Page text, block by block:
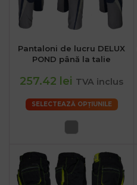
Pantaloni de lucru DELUX
POND până la talie
257.42 lei TVA inclus
SELECTEAZĂ OPȚIUNILE